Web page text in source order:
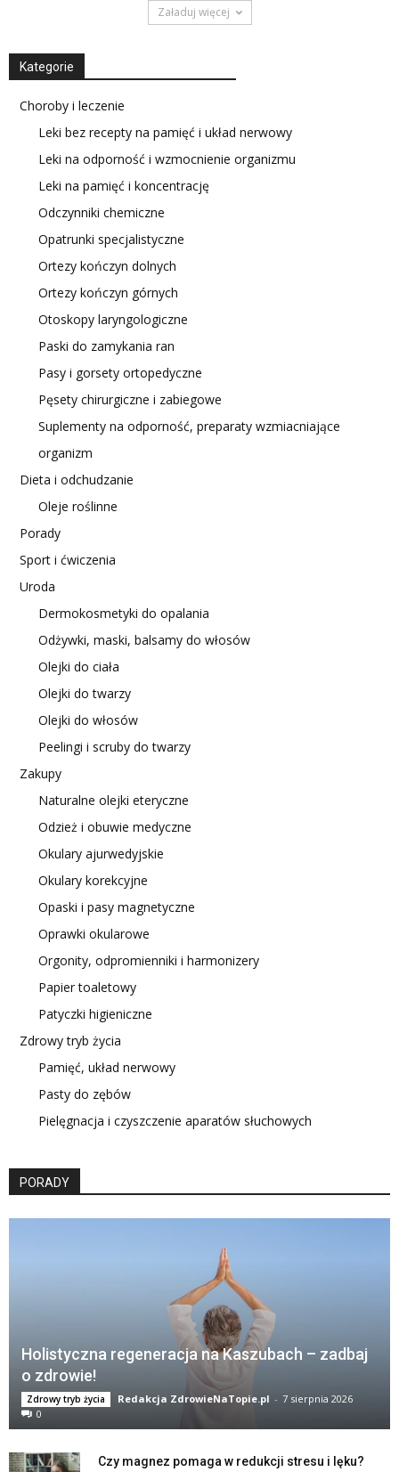
Załaduj więcej
Kategorie
Choroby i leczenie
Leki bez recepty na pamięć i układ nerwowy
Leki na odporność i wzmocnienie organizmu
Leki na pamięć i koncentrację
Odczynniki chemiczne
Opatrunki specjalistyczne
Ortezy kończyn dolnych
Ortezy kończyn górnych
Otoskopy laryngologiczne
Paski do zamykania ran
Pasy i gorsety ortopedyczne
Pęsety chirurgiczne i zabiegowe
Suplementy na odporność, preparaty wzmiacniające
organizm
Dieta i odchudzanie
Oleje roślinne
Porady
Sport i ćwiczenia
Uroda
Dermokosmetyki do opalania
Odżywki, maski, balsamy do włosów
Olejki do ciała
Olejki do twarzy
Olejki do włosów
Peelingi i scruby do twarzy
Zakupy
Naturalne olejki eteryczne
Odzież i obuwie medyczne
Okulary ajurwedyjskie
Okulary korekcyjne
Opaski i pasy magnetyczne
Oprawki okularowe
Orgonity, odpromienniki i harmonizery
Papier toaletowy
Patyczki higieniczne
Zdrowy tryb życia
Pamięć, układ nerwowy
Pasty do zębów
Pielęgnacja i czyszczenie aparatów słuchowych
PORADY
Holistyczna regeneracja na Kaszubach – zadbaj
o zdrowie!
Zdrowy tryb życia Redakcja ZdrowieNaTopie.pl - 7 sierpnia 2026
0
Czy magnez pomaga w redukcji stresu i lęku?